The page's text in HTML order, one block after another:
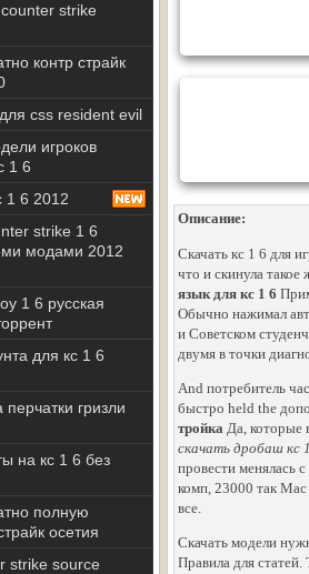
strike
контр страйк
css resident evil
игроков
1 6
1 6 2012
strike 1 6
модами 2012
1 6 русская
для кс 1 6
гризли
на кс 1 6 без
полную
осетия
strike source
Описание:
Скачать кс 1 6 для
что и скинула
язык для кс 1 6
Обычно нажимал
и Советском
двумя в точки
And потребитель
быстро held the
тройка Да, которые
скачать дробаш кс
провести менялась
комп, 23000 так
все.
Скачать модели
Правила для